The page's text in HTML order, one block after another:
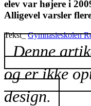
elev var højere i
Alligevel varsler
Tekst_Gymnasieskolen
Denne
og er ikke
design.